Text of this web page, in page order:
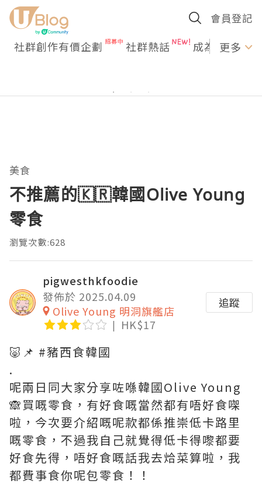
會員登記
社群創作有價企劃 社群熱話 成為U更多
美食
不推薦的🇰🇷韓國Olive Young
零食
瀏覽次數:628
pigwesthkfoodie
發佈於 2025.04.09
Olive Young 明洞旗艦店
HK$17
追蹤
🐷📌 #豬西食韓國
.
呢兩日同大家分享咗喺韓國Olive Young
🙈買嘅零食，有好食嘅當然都有唔好食㗎
啦，今次要介紹嘅呢款都係推崇低卡路里
嘅零食，不過我自己就覺得低卡得嚟都要
好食先得，唔好食嘅話我去烚菜算啦，我
都費事食你呢包零食！！